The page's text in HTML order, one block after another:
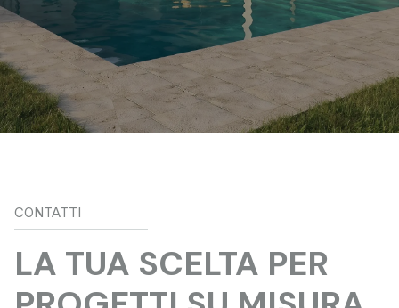
CONTATTI